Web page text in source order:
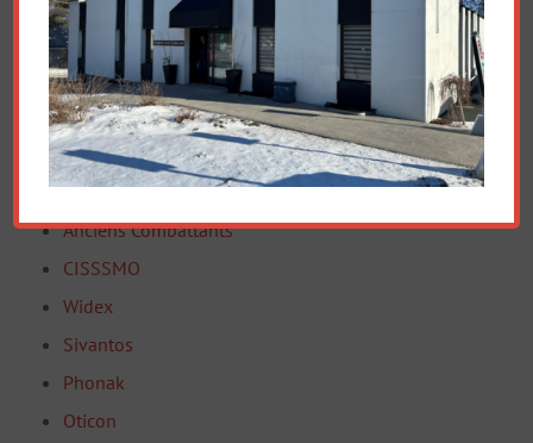
Ordre des Audioprothésistes du Québec
Association Professionnelle des Audioprothésistes
du Québec
Régie Assurance-maladie du Québec
Commission de la santé et de la sécurité du travail
(CNESST)
Anciens Combattants
CISSSMO
Widex
Sivantos
Phonak
Oticon